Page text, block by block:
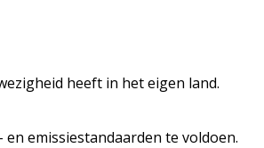
heeft in het eigen land.
emissiestandaarden te voldoen.